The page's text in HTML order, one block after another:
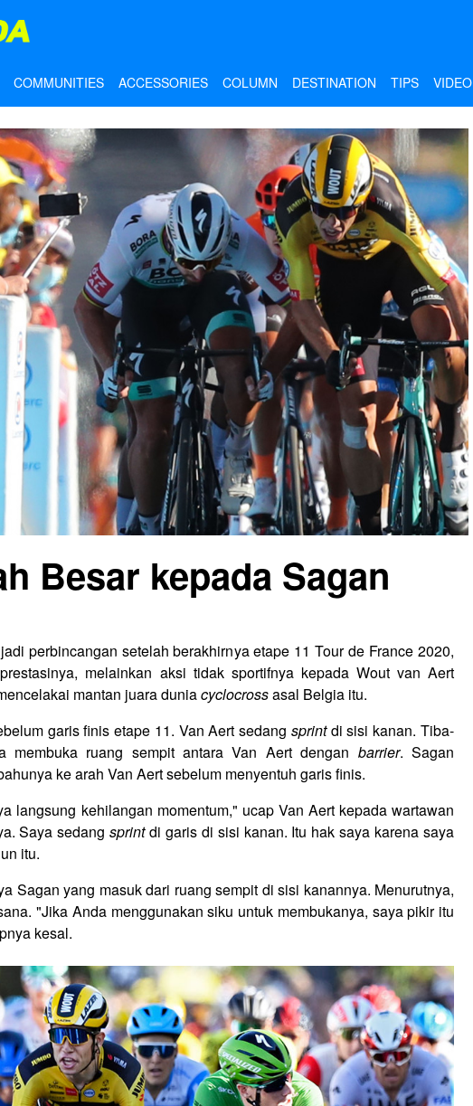
COMMUNITIES ACCESSORIES COLUMN DESTINATION TIPS VIDEO
Besar kepada Sagan
perbincangan setelah berakhirnya etape 11 Tour de France 2020,
melainkan aksi tidak sportifnya kepada Wout van Aert
mantan juara duniacyclocrossasal Belgia itu.
garis finis etape 11. Van Aert sedang sprintdi sisi kanan. Tiba-
membuka ruang sempit antara Van Aert dengan barrier. Sagan
ke arah Van Aert sebelum menyentuh garis finis.
langsung kehilangan momentum," ucap Van Aert kepada wartawan
Saya sedangsprintdi garis di sisi kanan. Itu hak saya karena saya
itu.
Sagan yang masuk dari ruang sempit di sisi kanannya. Menurutnya,
"Jika Anda menggunakan siku untuk membukanya, saya pikir itu
kesal.